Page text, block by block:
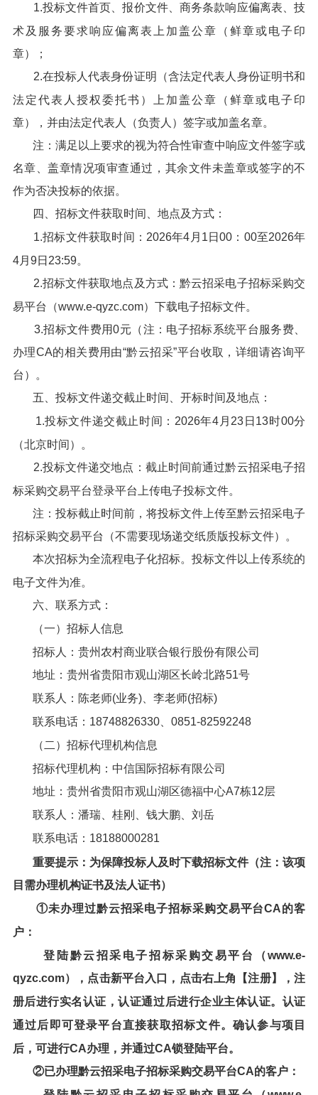
1.投标文件首页、报价文件、商务条款响应偏离表、技
术及服务要求响应偏离表上加盖公章（鲜章或电子印
章）；
2.在投标人代表身份证明（含法定代表人身份证明书和
法定代表人授权委托书）上加盖公章（鲜章或电子印
章），并由法定代表人（负责人）签字或加盖名章。
注：满足以上要求的视为符合性审查中响应文件签字或
名章、盖章情况项审查通过，其余文件未盖章或签字的不
作为否决投标的依据。
四、招标文件获取时间、地点及方式：
1.招标文件获取时间：2026年4月1日00：00至2026年
4月9日23:59。
2.招标文件获取地点及方式：黔云招采电子招标采购交
易平台（www.e-qyzc.com）下载电子招标文件。
3.招标文件费用0元（注：电子招标系统平台服务费、
办理CA的相关费用由“黔云招采”平台收取，详细请咨询平
台）。
五、投标文件递交截止时间、开标时间及地点：
1.投标文件递交截止时间：2026年4月23日13时00分
（北京时间）。
2.投标文件递交地点：截止时间前通过黔云招采电子招
标采购交易平台登录平台上传电子投标文件。
注：投标截止时间前，将投标文件上传至黔云招采电子
招标采购交易平台（不需要现场递交纸质版投标文件）。
本次招标为全流程电子化招标。投标文件以上传系统的
电子文件为准。
六、联系方式：
（一）招标人信息
招标人：贵州农村商业联合银行股份有限公司
地址：贵州省贵阳市观山湖区长岭北路51号
联系人：陈老师(业务)、李老师(招标)
联系电话：18748826330、0851-82592248
（二）招标代理机构信息
招标代理机构：中信国际招标有限公司
地址：贵州省贵阳市观山湖区德福中心A7栋12层
联系人：潘瑞、桂刚、钱大鹏、刘岳
联系电话：18188000281
重要提示：为保障投标人及时下载招标文件（注：该项
目需办理机构证书及法人证书）
①未办理过黔云招采电子招标采购交易平台CA的客
户：
登陆黔云招采电子招标采购交易平台（www.e-
qyzc.com），点击新平台入口，点击右上角【注册】，注
册后进行实名认证，认证通过后进行企业主体认证。认证
通过后即可登录平台直接获取招标文件。确认参与项目
后，可进行CA办理，并通过CA锁登陆平台。
②已办理黔云招采电子招标采购交易平台CA的客户：